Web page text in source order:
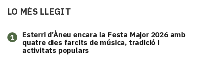
LO MÉS LLEGIT
1
Esterri d’Àneu encara la Festa Major 2026 amb
quatre dies farcits de música, tradició i
activitats populars